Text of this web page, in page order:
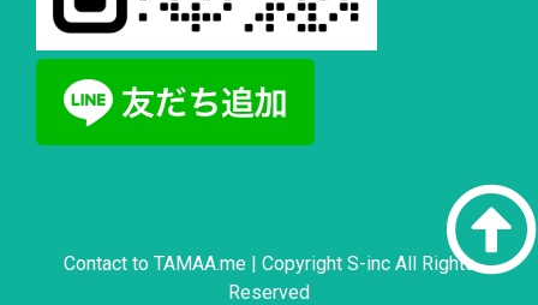
Contact to TAMAA.me| Copyright S-inc All Rights
Reserved